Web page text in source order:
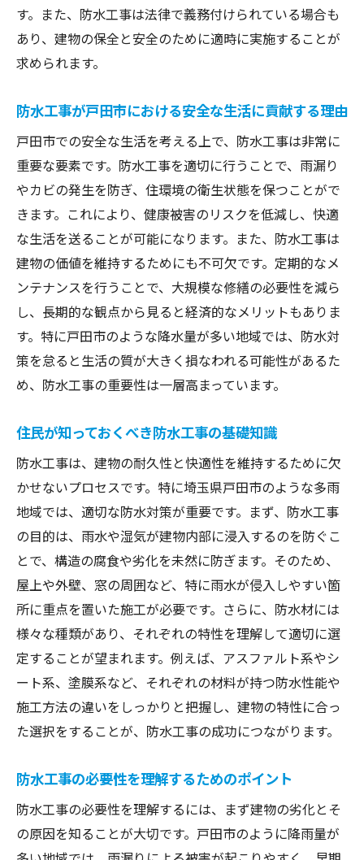
す。また、防水工事は法律で義務付けられている場合も
あり、建物の保全と安全のために適時に実施することが
求められます。
防水工事が戸田市における安全な生活に貢献する理由
戸田市での安全な生活を考える上で、防水工事は非常に
重要な要素です。防水工事を適切に行うことで、雨漏り
やカビの発生を防ぎ、住環境の衛生状態を保つことがで
きます。これにより、健康被害のリスクを低減し、快適
な生活を送ることが可能になります。また、防水工事は
建物の価値を維持するためにも不可欠です。定期的なメ
ンテナンスを行うことで、大規模な修繕の必要性を減ら
し、長期的な観点から見ると経済的なメリットもありま
す。特に戸田市のような降水量が多い地域では、防水対
策を怠ると生活の質が大きく損なわれる可能性があるた
め、防水工事の重要性は一層高まっています。
住民が知っておくべき防水工事の基礎知識
防水工事は、建物の耐久性と快適性を維持するために欠
かせないプロセスです。特に埼玉県戸田市のような多雨
地域では、適切な防水対策が重要です。まず、防水工事
の目的は、雨水や湿気が建物内部に浸入するのを防ぐこ
とで、構造の腐食や劣化を未然に防ぎます。そのため、
屋上や外壁、窓の周囲など、特に雨水が侵入しやすい箇
所に重点を置いた施工が必要です。さらに、防水材には
様々な種類があり、それぞれの特性を理解して適切に選
定することが望まれます。例えば、アスファルト系やシ
ート系、塗膜系など、それぞれの材料が持つ防水性能や
施工方法の違いをしっかりと把握し、建物の特性に合っ
た選択をすることが、防水工事の成功につながります。
防水工事の必要性を理解するためのポイント
防水工事の必要性を理解するには、まず建物の劣化とそ
の原因を知ることが大切です。戸田市のように降雨量が